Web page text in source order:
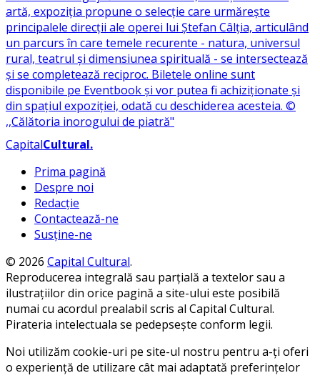
CapitalCultural.
Prima pagină
Despre noi
Redacție
Contactează-ne
Susține-ne
© 2026 Capital Cultural.
Reproducerea integrală sau parțială a textelor sau a
ilustrațiilor din orice pagină a site-ului este posibilă
numai cu acordul prealabil scris al Capital Cultural.
Pirateria intelectuala se pedepsește conform legii.
Noi utilizăm cookie-uri pe site-ul nostru pentru a-ți oferi
o experiență de utilizare cât mai adaptată preferințelor